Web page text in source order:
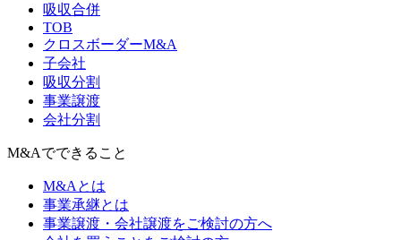
吸収合併
TOB
クロスボーダーM&A
子会社
吸収分割
事業譲渡
会社分割
M&Aでできること
M&Aとは
事業承継とは
事業譲渡・会社譲渡をご検討の方へ